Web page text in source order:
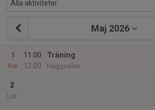
Maj 2026
1
Fre
11:00
12:00
Träning
Häggvallen
2
Lör